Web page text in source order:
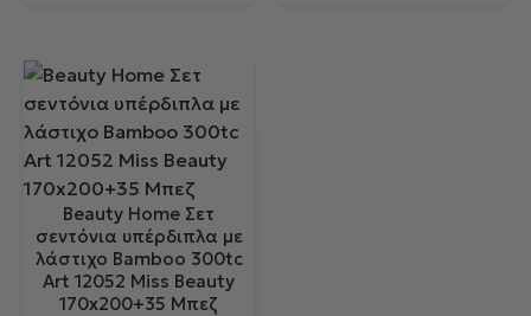
Beauty Home Σετ
σεντόνια υπέρδιπλα με
λάστιχο Bamboo 300tc
Art 12052 Miss Beauty
170x200+35 Μπεζ